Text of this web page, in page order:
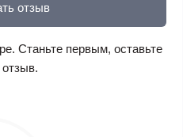
отзыв
Станьте первым, оставьте